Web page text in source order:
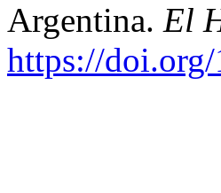
Argentina. El
https://